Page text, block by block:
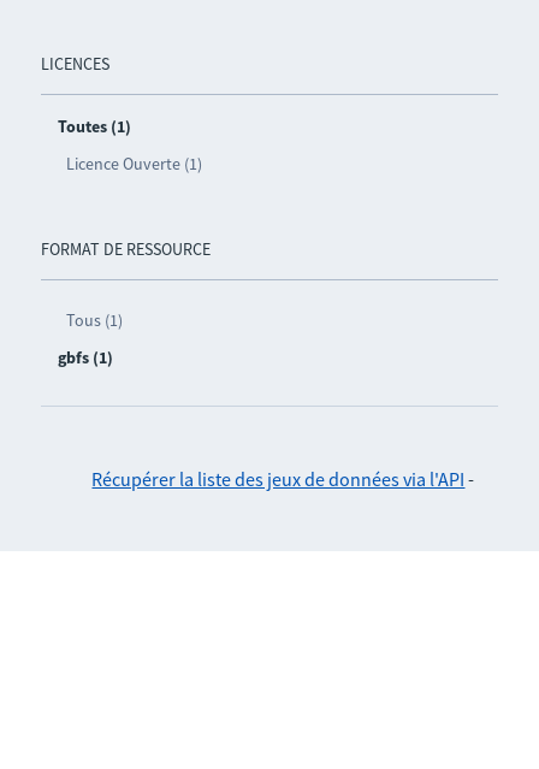
LICENCES
Toutes (1)
Licence Ouverte (1)
FORMAT DE RESSOURCE
Tous (1)
gbfs (1)
Récupérer la liste des jeux de données via l'API -